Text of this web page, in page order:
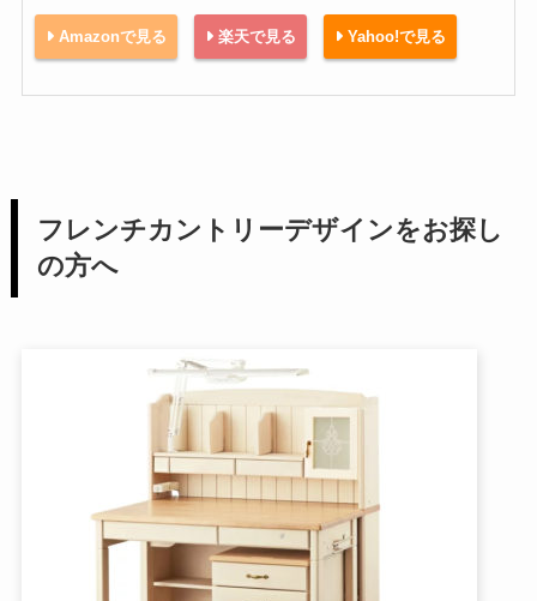
Amazonで見る 楽天で見る Yahoo!で見る
フレンチカントリーデザインをお探し
の方へ